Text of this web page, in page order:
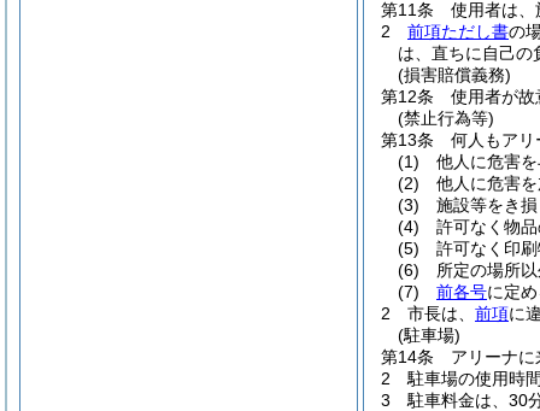
第11条
使用者は、
2
前項ただし書の
は、直ちに自己の
(損害賠償義務)
第12条
使用者が故
(禁止行為等)
第13条
何人もアリ
(1)
他人に危害
(2)
他人に危害
(3)
施設等をき
(4)
許可なく物
(5)
許可なく印
(6)
所定の場所
(7)
前各号に定
2
市長は、 前項に
(駐車場)
第14条
アリーナ
2
駐車場の使用時
3
駐車料金は、30